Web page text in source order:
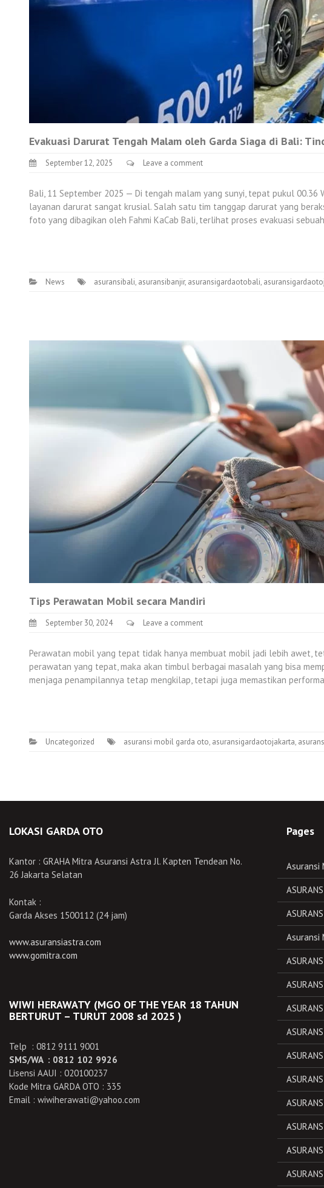
Evakuasi Darurat Tengah Malam oleh Garda Siaga di Bali:
September 12, 2025 Leave a comment
Bali, 11 September 2025 — Di tengah malam yang sunyi, tepat pukul
layanan darurat sangat krusial. Salah satu tim tanggap darurat yang
foto yang dibagikan oleh Fahmi KaCab Bali, terlihat proses evakuasi
News asuransibali, asuransibanjir, asuransigardaotobali,
Tips Perawatan Mobil secara Mandiri
September 30, 2024 Leave a comment
Perawatan mobil yang tepat tidak hanya membuat mobil jadi lebih awet,
perawatan yang tepat, maka akan timbul berbagai masalah yang bisa
menjaga penampilannya tetap mengkilap, tetapi juga memastikan
Uncategorized asuransi mobil garda oto, asuransigardaotojakarta,
LOKASI GARDA OTO
Kantor : GRAHA Mitra Asuransi Astra Jl. Kapten Tendean No.
26 Jakarta Selatan
Kontak :
Garda Akses 1500112 (24 jam)
www.asuransiastra.com
www.gomitra.com
WIWI HERAWATY (MGO OF THE YEAR 18 TAHUN
BERTURUT – TURUT 2008 sd 2025 )
Telp : 0812 9111 9001
SMS/WA : 0812 102 9926
Lisensi AAUI : 020100237
Kode Mitra GARDA OTO : 335
Email : wiwiherawati@yahoo.com
Pages
Asuransi
Asuransi